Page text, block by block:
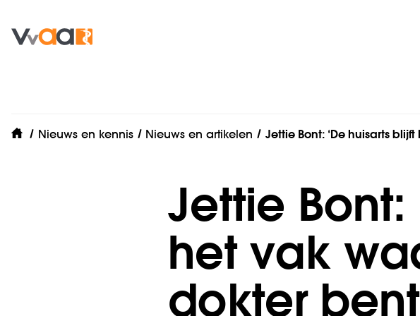
home
Nieuws en kennis Nieuws en artikelen Jettie Bont: ‘De huisarts
Jettie Bont:
het vak
dokter